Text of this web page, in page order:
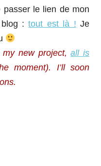
passer le lien de mon
blog :tout est là ! Je
my new project,all is
moment). I’ll soon